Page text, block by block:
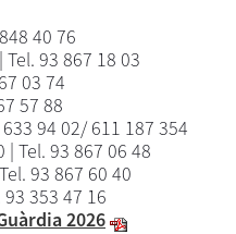
40 76
Tel. 93 867 18 03
03 74
57 88
94 02/ 611 187 354
| Tel. 93 867 06 48
93 867 60 40
353 47 16
2026